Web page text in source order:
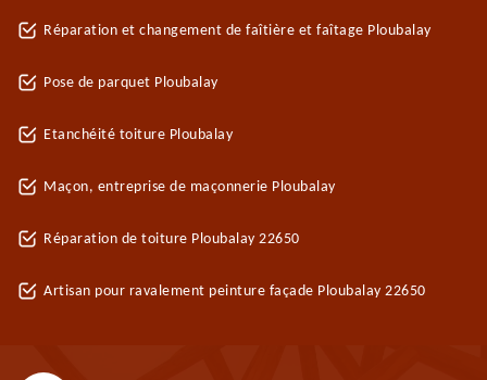
Réparation et changement de faîtière et faîtage Ploubalay
Pose de parquet Ploubalay
Etanchéité toiture Ploubalay
Maçon, entreprise de maçonnerie Ploubalay
Réparation de toiture Ploubalay 22650
Artisan pour ravalement peinture façade Ploubalay 22650